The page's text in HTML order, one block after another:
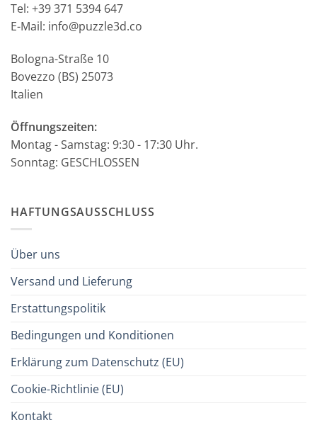
Tel: +39 371 5394 647
E-Mail: info@puzzle3d.co
Bologna-Straße 10
Bovezzo (BS) 25073
Italien
Öffnungszeiten:
Montag - Samstag: 9:30 - 17:30 Uhr.
Sonntag: GESCHLOSSEN
HAFTUNGSAUSSCHLUSS
Über uns
Versand und Lieferung
Erstattungspolitik
Bedingungen und Konditionen
Erklärung zum Datenschutz (EU)
Cookie-Richtlinie (EU)
Kontakt